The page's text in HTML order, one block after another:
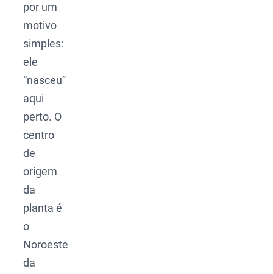
por um
motivo
simples:
ele
“nasceu”
aqui
perto. O
centro
de
origem
da
planta é
o
Noroeste
da